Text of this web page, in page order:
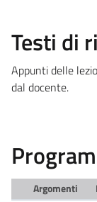
Testi di
Appunti delle
dal docente.
Argomenti